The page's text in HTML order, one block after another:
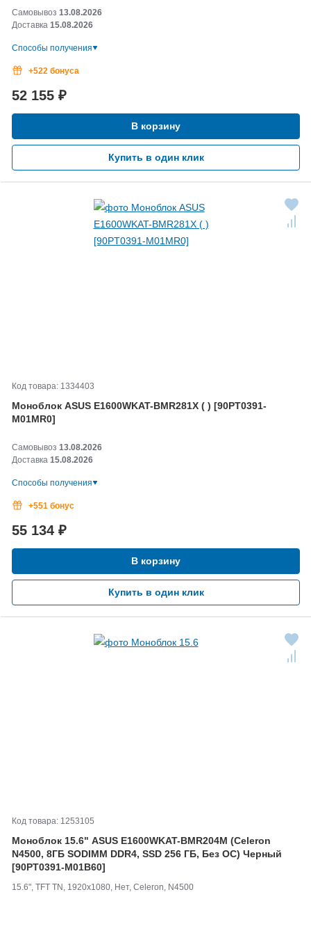
Самовывоз 13.08.2026
Доставка 15.08.2026
Способы получения
+522 бонуса
52 155 ₽
В корзину
Купить в один клик
Код товара: 1334403
Моноблок ASUS E1600WKAT-BMR281X ( ) [90PT0391-
M01MR0]
Самовывоз 13.08.2026
Доставка 15.08.2026
Способы получения
+551 бонус
55 134 ₽
В корзину
Купить в один клик
Код товара: 1253105
Моноблок 15.6" ASUS E1600WKAT-BMR204M (Celeron
N4500, 8ГБ SODIMM DDR4, SSD 256 ГБ, Без ОС) Черный
[90PT0391-M01B60]
15.6", TFT TN, 1920x1080, Нет, Celeron, N4500